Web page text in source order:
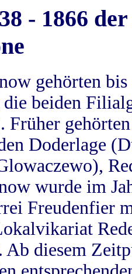
- 1866
gehörten
beiden
Früher
Doderlage
wurde im
Freudenfier
diesem